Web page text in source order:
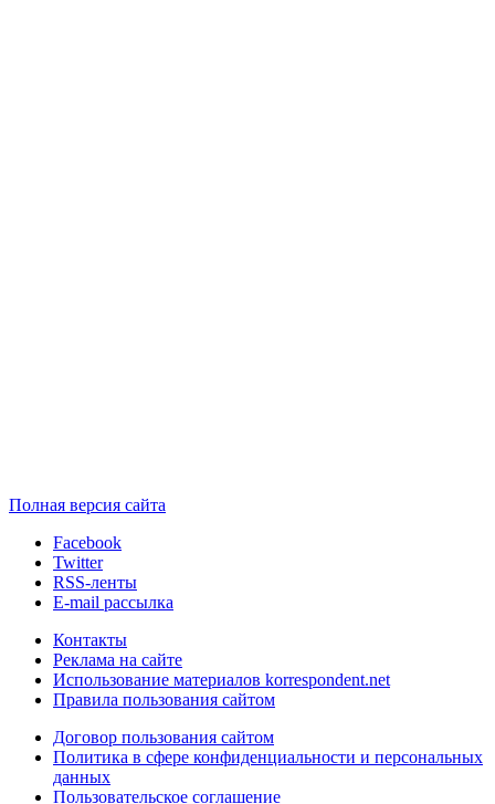
Полная версия сайта
Facebook
Twitter
RSS-ленты
E-mail рассылка
Контакты
Реклама на сайте
Использование материалов korrespondent.net
Правила пользования сайтом
Договор пользования сайтом
Политика в сфере конфиденциальности и персональных
данных
Пользовательское соглашение